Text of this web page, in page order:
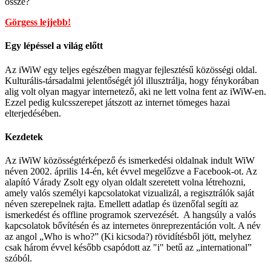
Görgess lejjebb!
Egy lépéssel a világ előtt
Az iWiW egy teljes egészében magyar fejlesztésű közösségi oldal.
Kulturális-társadalmi jelentőségét jól illusztrálja, hogy fénykorában
alig volt olyan magyar internetező, aki ne lett volna fent az iWiW-en.
Ezzel pedig kulcsszerepet játszott az internet tömeges hazai
elterjedésében.
Kezdetek
Az iWiW közösségtérképező és ismerkedési oldalnak indult WiW
néven 2002. április 14-én, két évvel megelőzve a Facebook-ot. Az
alapító Várady Zsolt egy olyan oldalt szeretett volna létrehozni,
amely valós személyi kapcsolatokat vizualizál, a regisztrálók saját
néven szerepelnek rajta. Emellett adatlap és üzenőfal segíti az
ismerkedést és offline programok szervezését. A hangsúly a valós
kapcsolatok bővítésén és az internetes önreprezentáción volt. A név
az angol „Who is who?” (Ki kicsoda?) rövidítésből jött, melyhez
csak három évvel később csapódott az "i" betű az „international”
szóból.